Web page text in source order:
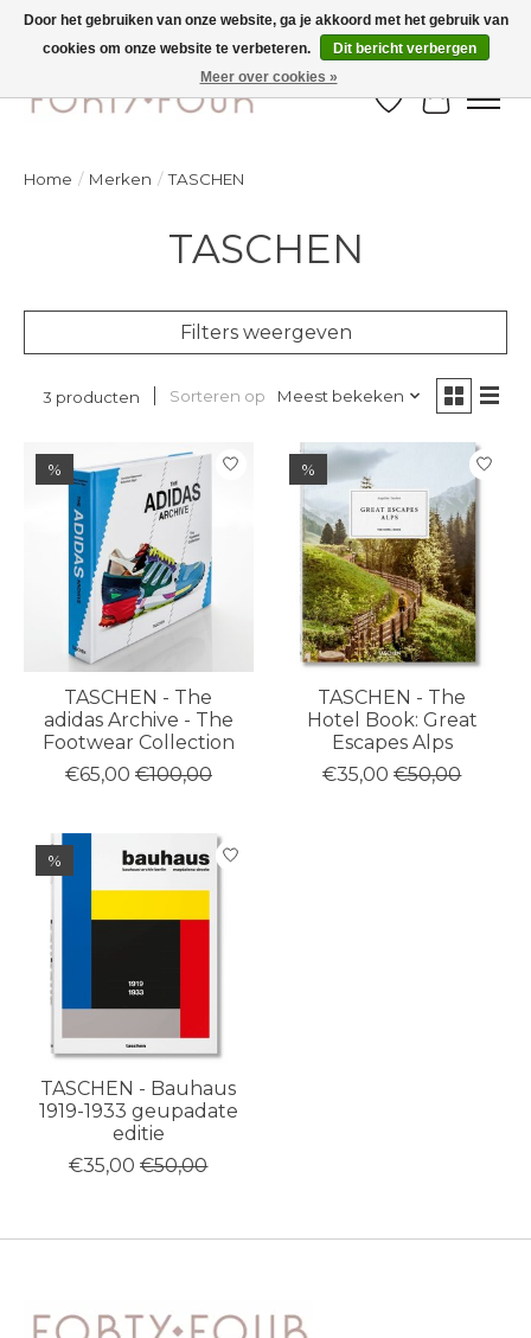
Ontdek de nieuwe najaarscollectie nu in de winkel - selectie online
Verlanglijst
Home / Merken / TASCHEN
TASCHEN
Filters weergeven
3 producten Sorteren op Meest bekeken
%
TASCHEN - The
adidas Archive - The
Footwear Collection
€65,00 €100,00
%
TASCHEN - The
Hotel Book: Great
Escapes Alps
€35,00 €50,00
%
TASCHEN - Bauhaus
1919-1933 geupadate
editie
€35,00 €50,00
Door het gebruiken van onze website, ga je akkoord met het gebruik van
cookies om onze website te verbeteren.
Dit bericht verbergen
Meer over cookies »